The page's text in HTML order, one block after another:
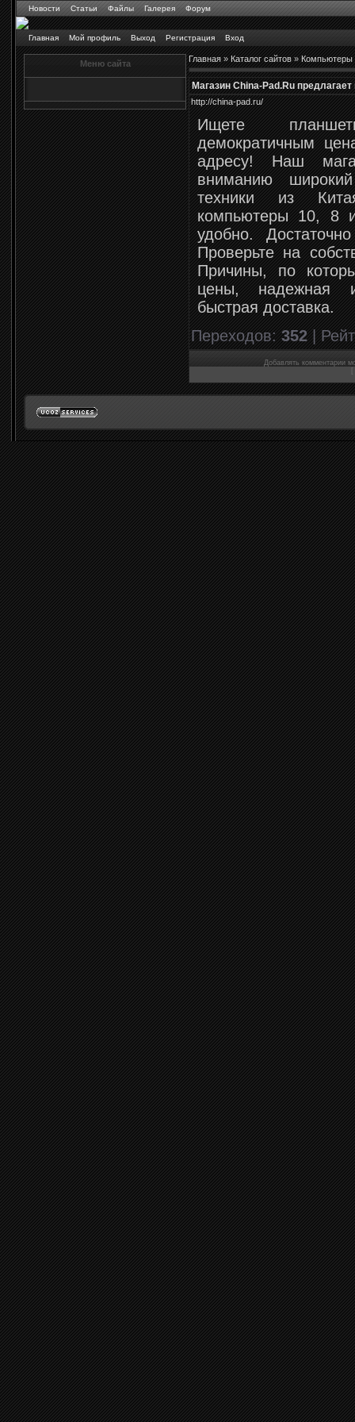
Новости Статьи Файлы Галерея Форум
Главная Мой профиль Выход Регистрация Вход
Меню сайта Главная»Каталог сайтов»Компьютеры
Магазин China-Pad.Ru
http://china-pad.ru/
Ищете
демократичным
адресу! Наш
вниманию широкий
техники из
компьютеры 10, 8
удобно.
Проверьте на
Причины, по
цены, надежная и
быстрая доставка.
Переходов:352|
Добавлять комментарии